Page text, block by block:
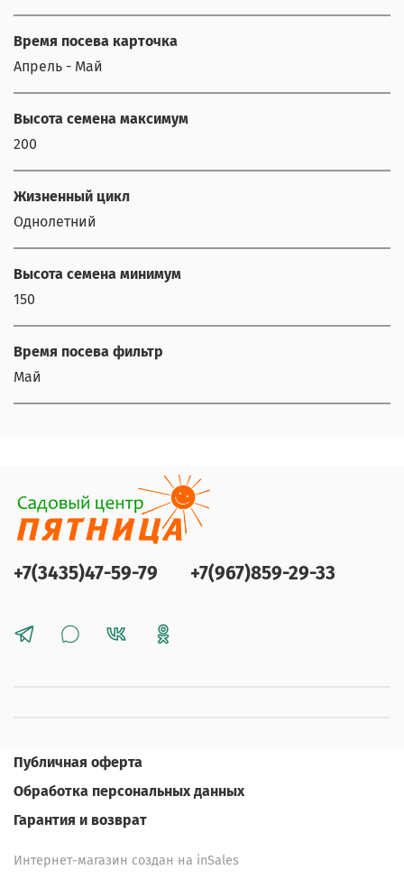
Время посева карточка
Апрель - Май
Высота семена максимум
200
Жизненный цикл
Однолетний
Высота семена минимум
150
Время посева фильтр
Май
+7(3435)47-59-79 +7(967)859-29-33
Публичная оферта
Обработка персональных данных
Гарантия и возврат
Интернет-магазин создан на inSales